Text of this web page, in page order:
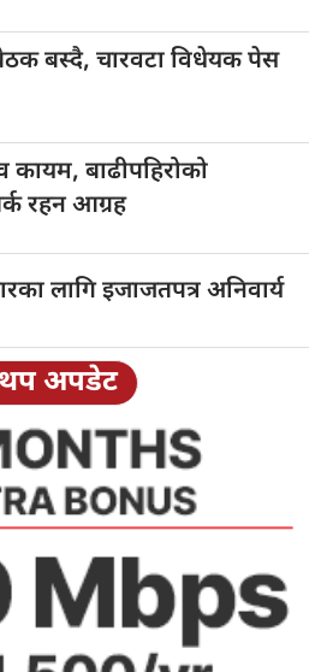
बस्दै, चारवटा विधेयक पेस
कायम, बाढीपहिरोको
रहन आग्रह
लागि इजाजतपत्र अनिवार्य
थप अपडेट